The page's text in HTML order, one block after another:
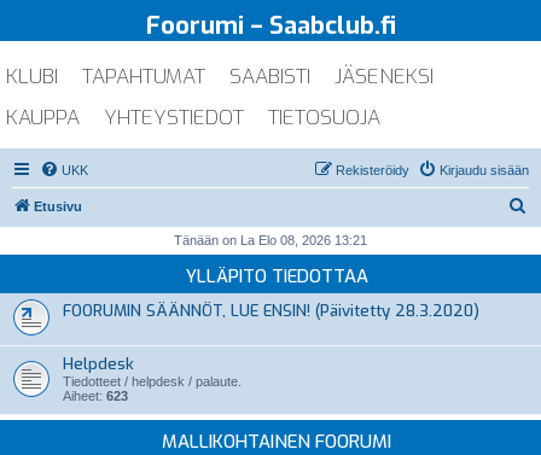
Foorumi – Saabclub.fi
KLUBI TAPAHTUMAT SAABISTI
JÄSENEKSI
KAUPPA
YHTEYSTIEDOT TIETOSUOJA
UKK Kirjaudu sisään
Rekisteröidy
Etusivu
i
Tänään on La Elo 08, 2026 13:21
YLLÄPITO TIEDOTTAA
FOORUMIN SÄÄNNÖT, LUE ENSIN! (Päivitetty 28.3.2020)
Helpdesk
Tiedotteet / helpdesk / palaute.
Aiheet: 623
MALLIKOHTAINEN FOORUMI